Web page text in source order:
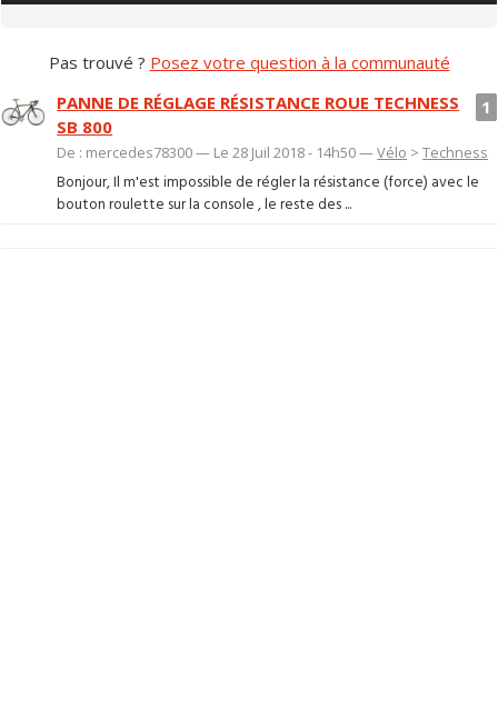
Pas trouvé ? Posez votre question à la communauté
1
PANNE DE RÉGLAGE RÉSISTANCE ROUE TECHNESS
SB 800
De : mercedes78300 — Le 28 Juil 2018 - 14h50 —Vélo >Techness
Bonjour, Il m'est impossible de régler la résistance (force) avec le
bouton roulette sur la console , le reste des ...